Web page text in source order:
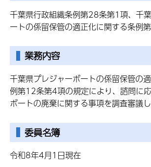
千葉県行政組織条例第28条第1項、千
ートの係留保管の適正化に関する条例
業務内容
千葉県プレジャーボートの係留保管の
例第12条第4項の規定により、諮問に
ボートの廃棄に関する事項を調査審議し
委員名簿
令和8年4月1日現在